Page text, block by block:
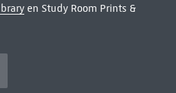
en Study Room Prints &